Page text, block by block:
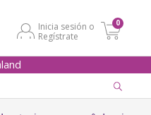
Inicia sesión o
Regístrate
0